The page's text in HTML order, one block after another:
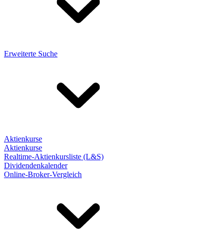
Erweiterte Suche
Aktienkurse
Aktienkurse
Realtime-Aktienkursliste (L&S)
Dividendenkalender
Online-Broker-Vergleich